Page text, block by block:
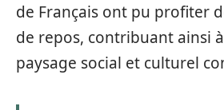
de Français ont pu profiter
de repos, contribuant ainsi
paysage social et culturel